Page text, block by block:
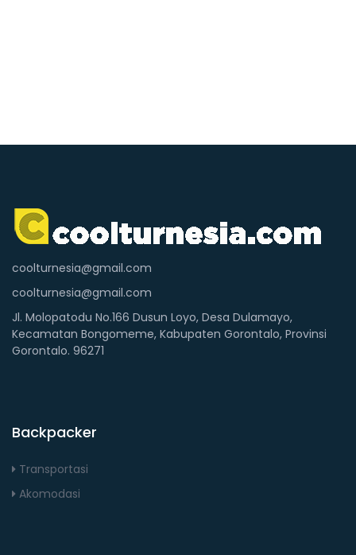
coolturnesia@gmail.com
coolturnesia@gmail.com
Jl. Molopatodu No.166 Dusun Loyo, Desa Dulamayo,
Kecamatan Bongomeme, Kabupaten Gorontalo, Provinsi
Gorontalo. 96271
Backpacker
Transportasi
Akomodasi